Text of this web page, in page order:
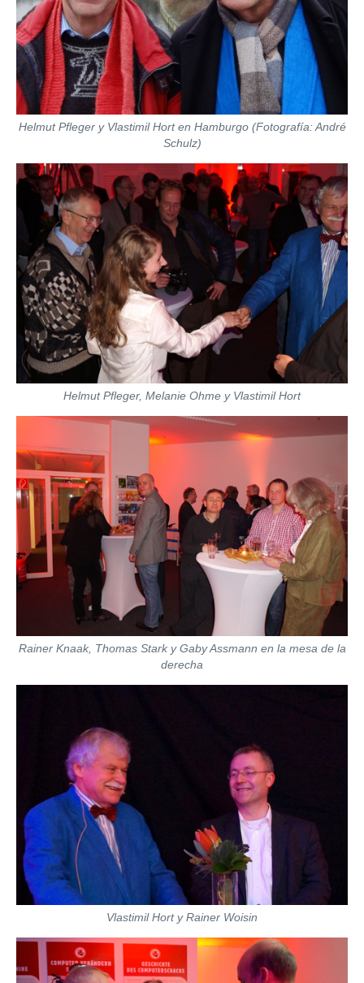
Helmut Pfleger y Vlastimil Hort en Hamburgo (Fotografía: André
Schulz)
Helmut Pfleger, Melanie Ohme y Vlastimil Hort
Rainer Knaak, Thomas Stark y Gaby Assmann en la mesa de la
derecha
Vlastimil Hort y Rainer Woisin